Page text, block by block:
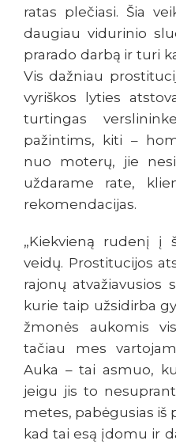
ratas plečiasi. Šia
daugiau vidurinio
prarado darbą ir turi
Vis dažniau
vyriškos lyties
turtingas
pažintims, kiti –
nuo moterų, jie
uždarame rate,
rekomendacijas.
„Kiekvieną rudenį į
veidų. Prostitucijos
rajonų atvažiavusios
kurie taip užsidirba
žmonės aukomis
tačiau mes
Auka – tai asmuo,
jeigu jis to
metes, pabėgusias iš
kad tai esą įdomu ir